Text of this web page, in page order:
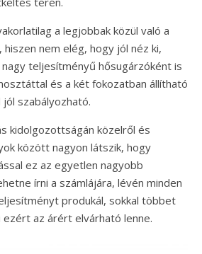
a legjobbak közül való a
nem elég, hogy jól néz ki,
teljesítményű hősugárzóként is
és a két fokozatban állítható
szabályozható.
kidolgozottságán közelről és
között nagyon látszik, hogy
ez az egyetlen nagyobb
írni a számlájára, lévén minden
produkál, sokkal többet
ezért az árért elvárható lenne.